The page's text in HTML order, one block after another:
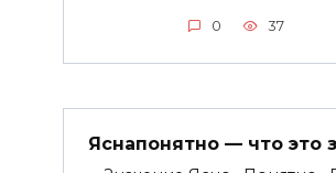
0 37
Яснапонятно — что это